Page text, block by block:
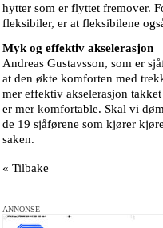
hytter som er flyttet fremover.
fleksibiler, er at fleksibilene
Myk og effektiv akselerasjon
Andreas Gustavsson, som er
at den økte komforten med
mer effektiv akselerasjon
er mer komfortable. Skal vi
de 19 sjåførene som kjører
saken.
« Tilbake
ANNONSE